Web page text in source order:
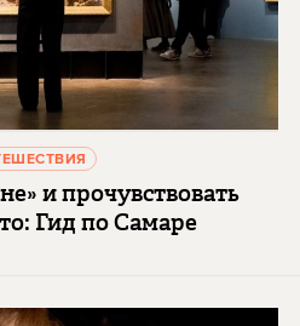
и прочувствовать
Гид по Самаре